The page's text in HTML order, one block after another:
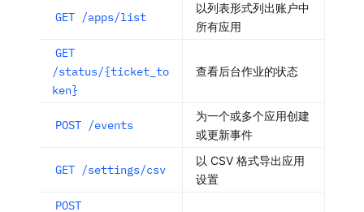
GET /apps/list
以列表形式列出账户中
所有应用
GET
/status/{ticket_to
ken}
查看后台作业的状态
POST /events
为一个或多个应用创建
或更新事件
GET /settings/csv
以 CSV 格式导出应用
设置
POST